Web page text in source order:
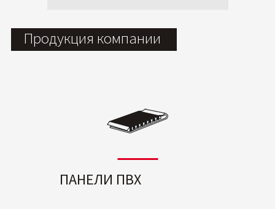
Продукция компании
ПАНЕЛИ ПВХ